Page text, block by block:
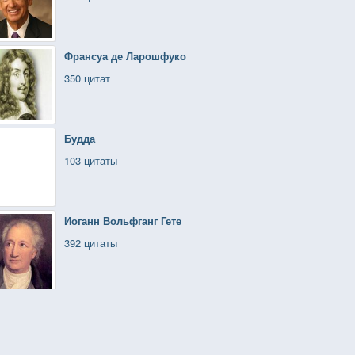
Франсуа де Ларошфуко
350 цитат
Будда
103 цитаты
Иоганн Вольфганг Гете
392 цитаты